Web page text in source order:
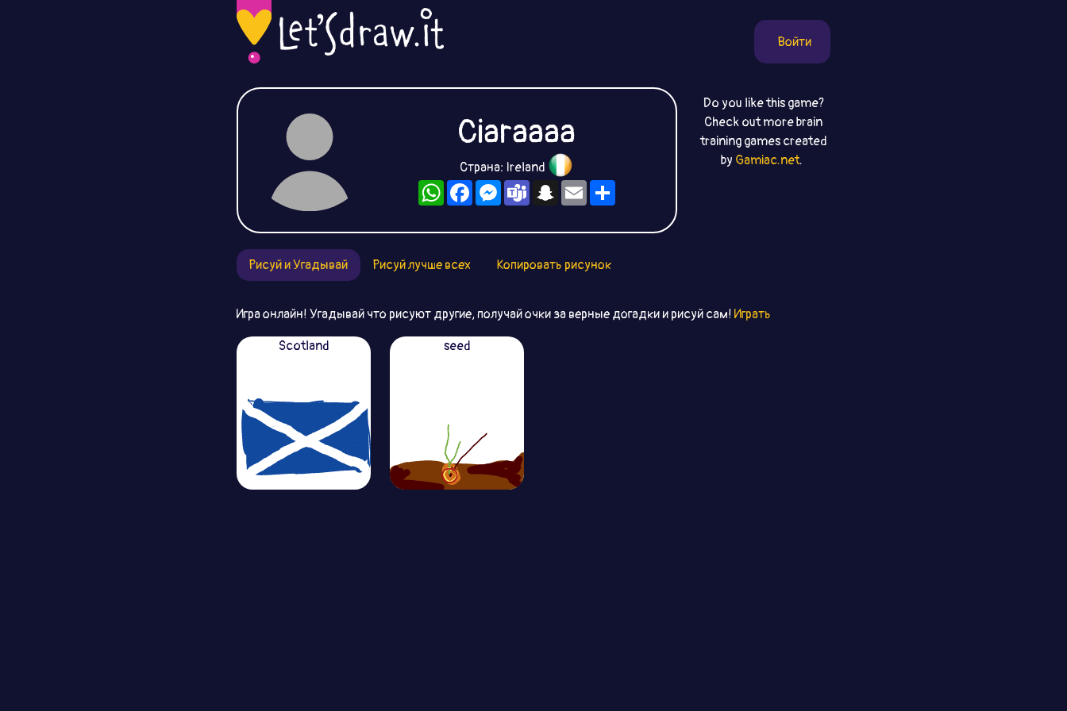
Войти
Ciaraaaa
Страна: Ireland
WhatsAppFacebookMessenger
TeamsSnapchat
EmailРесурс
Do you like this game?
Check out more brain
training games created
by Gamiac.net.
Рисуй и Угадывай Рисуй лучше всех Копировать рисунок
Игра онлайн! Угадывай что рисуют другие, получай очки за верные догадки и рисуй сам! Играть
Scotland
seed